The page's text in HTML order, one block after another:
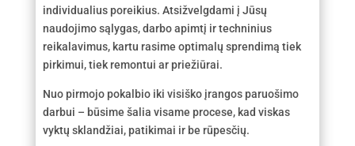
individualius poreikius. Atsižvelgdami į Jūsų
naudojimo sąlygas, darbo apimtį ir techninius
reikalavimus, kartu rasime optimalų sprendimą tiek
pirkimui, tiek remontui ar priežiūrai.
Nuo pirmojo pokalbio iki visiško įrangos paruošimo
darbui – būsime šalia visame procese, kad viskas
vyktų sklandžiai, patikimai ir be rūpesčių.